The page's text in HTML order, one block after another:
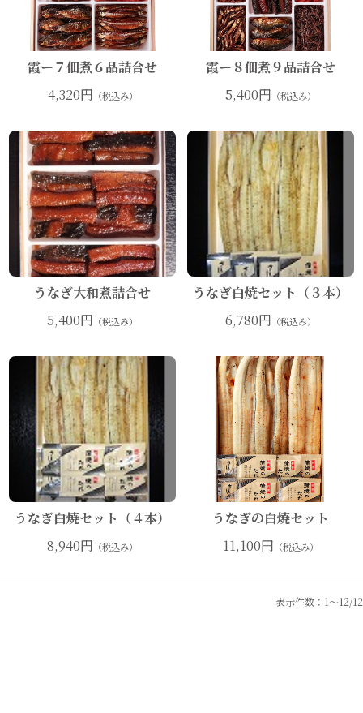
霞ー７佃煮６品詰合せ
4,320円 （税込み）
霞ー８佃煮９品詰合せ
5,400円 （税込み）
うなぎ大和煮詰合せ
5,400円 （税込み）
うなぎ白焼セット（３本）
6,780円 （税込み）
うなぎ白焼セット（４本）
8,940円 （税込み）
うなぎの白焼セット
11,100円 （税込み）
表示件数：1～12/12